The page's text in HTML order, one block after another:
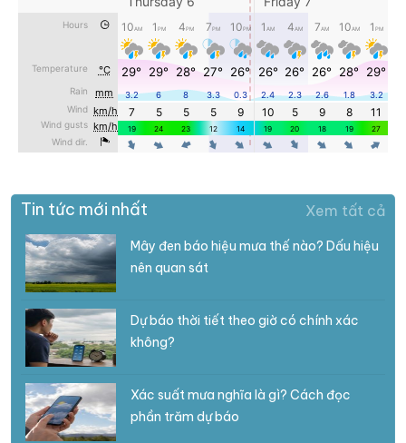
Tin tức mới nhất Xem tất cả
Mây đen báo hiệu mưa thế nào? Dấu hiệu
nên quan sát
Dự báo thời tiết theo giờ có chính xác
không?
Xác suất mưa nghĩa là gì? Cách đọc
phần trăm dự báo